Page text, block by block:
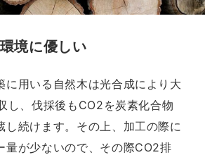
境に優しい
に用いる自然木は光合成により大
し、伐採後もCO2を炭素化合物
し続けます。その上、加工の際に
量が少ないので、その際CO2排